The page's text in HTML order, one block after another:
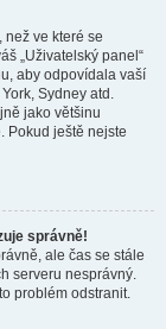
ve které se
„Uživatelský panel“
aby odpovídala vaší
Sydney atd.
jako většinu
Pokud ještě nejste
správně!
ale čas se stále
serveru nesprávný.
problém odstranit.